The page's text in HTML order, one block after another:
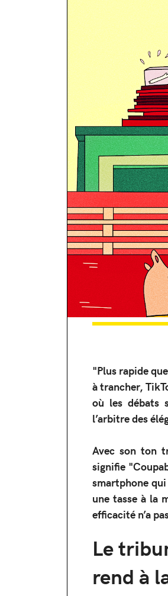
"Plus rapide
à trancher,
où les débats
l’arbitre des
Avec son ton
signifie
smartphone
une tasse à la
efficacité n’a
Le
rend à